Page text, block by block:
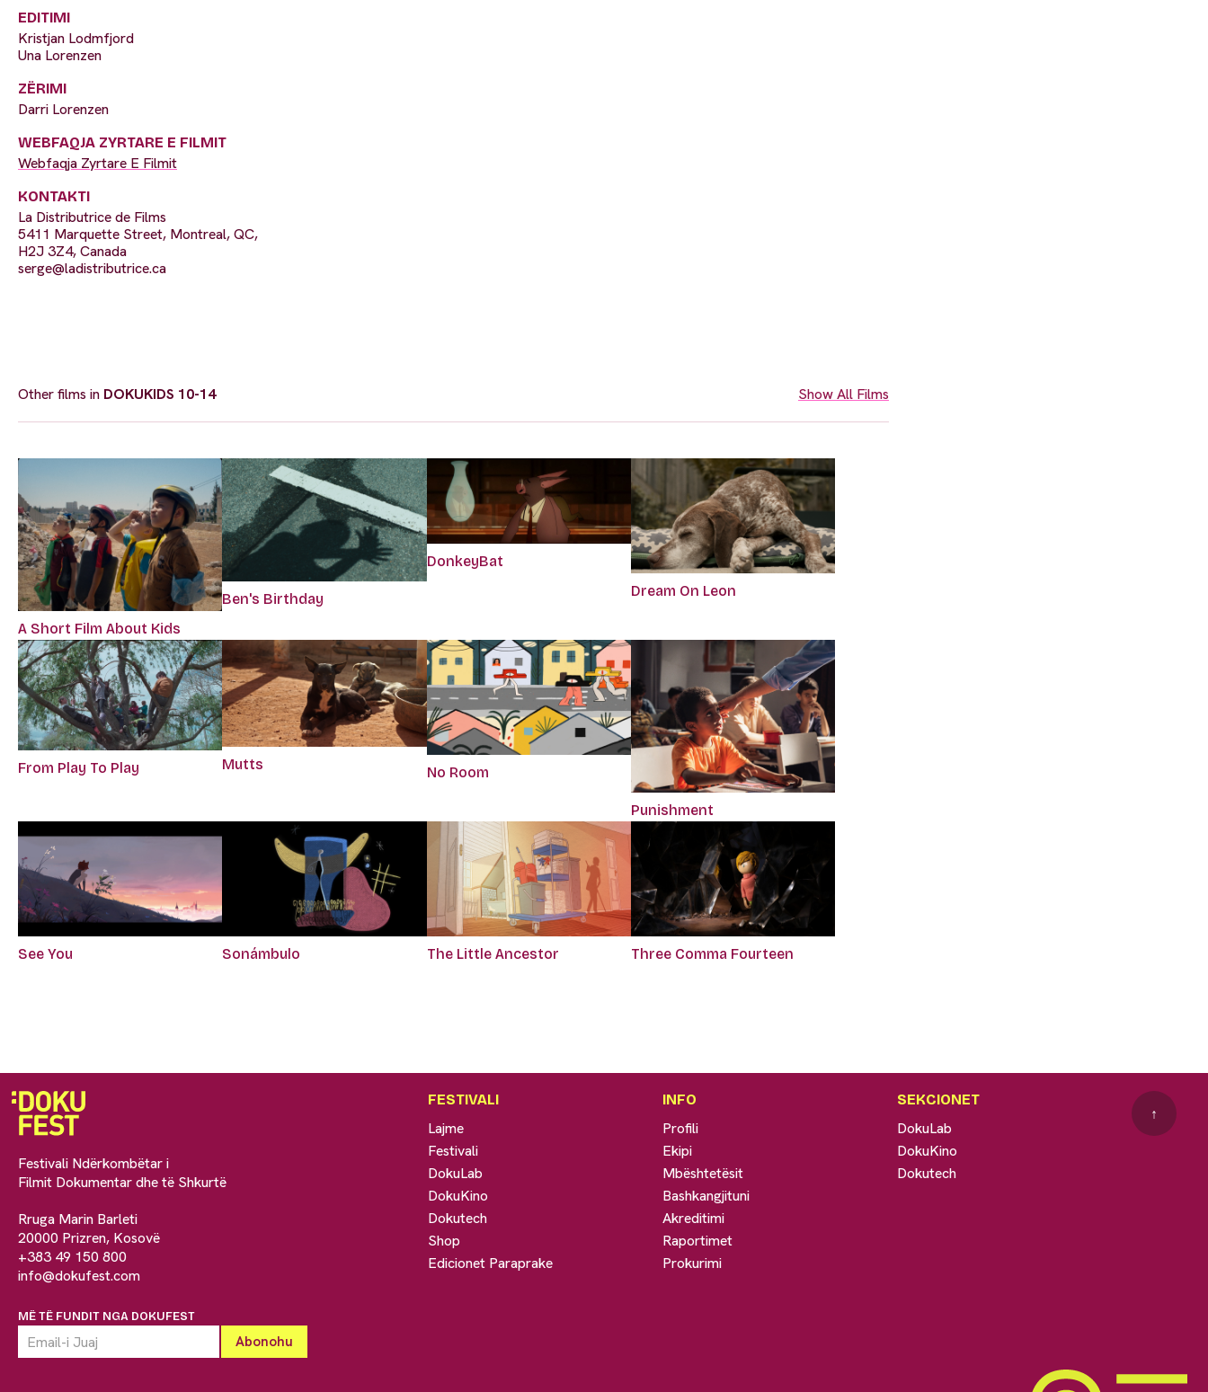
EDITIMI
Kristjan Lodmfjord
Una Lorenzen
ZËRIMI
Darri Lorenzen
WEBFAQJA ZYRTARE E FILMIT
Webfaqja Zyrtare E Filmit
KONTAKTI
La Distributrice de Films
5411 Marquette Street, Montreal, QC,
H2J 3Z4, Canada
serge@ladistributrice.ca
Other films in DOKUKIDS 10-14 Show All Films
A Short Film About Kids
Ben's Birthday
DonkeyBat
Dream On Leon
From Play To Play Mutts No Room
Punishment
See You Sonámbulo The Little Ancestor Three Comma Fourteen
Festivali Ndërkombëtar i
Filmit Dokumentar dhe të Shkurtë
Rruga Marin Barleti
20000 Prizren, Kosovë
+383 49 150 800
info@dokufest.com
MË TË FUNDIT NGA DOKUFEST
FESTIVALI
Lajme
Festivali
DokuLab
DokuKino
Dokutech
Shop
Edicionet Paraprake
INFO
Profili
Ekipi
Mbështetësit
Bashkangjituni
Akreditimi
Raportimet
Prokurimi
SEKCIONET
DokuLab
DokuKino
Dokutech
↑